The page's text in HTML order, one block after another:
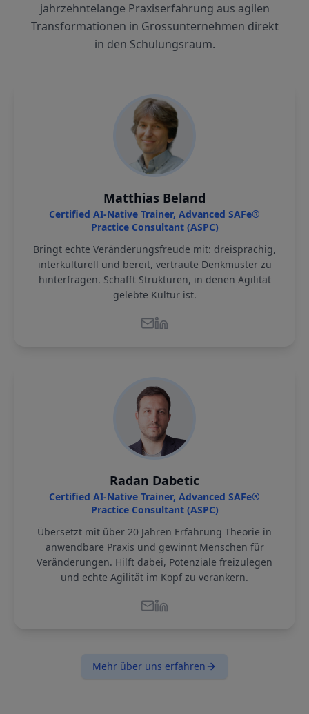
jahrzehntelange Praxiserfahrung aus agilen
Transformationen in Grossunternehmen direkt
in den Schulungsraum.
Matthias Beland
Certified AI-Native Trainer, Advanced SAFe®
Practice Consultant (ASPC)
Bringt echte Veränderungsfreude mit: dreisprachig,
interkulturell und bereit, vertraute Denkmuster zu
hinterfragen. Schafft Strukturen, in denen Agilität
gelebte Kultur ist.
Radan Dabetic
Certified AI-Native Trainer, Advanced SAFe®
Practice Consultant (ASPC)
Übersetzt mit über 20 Jahren Erfahrung Theorie in
anwendbare Praxis und gewinnt Menschen für
Veränderungen. Hilft dabei, Potenziale freizulegen
und echte Agilität im Kopf zu verankern.
Mehr über uns erfahren